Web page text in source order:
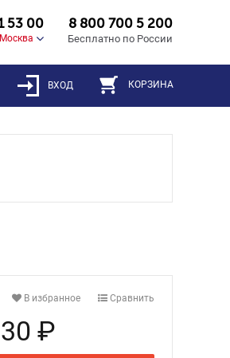
53 00
Москва
8 800 700 5 200
Бесплатно по России
ВХОД КОРЗИНА
В избранное Сравнить
₽